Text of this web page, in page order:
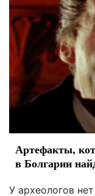
Артефакты,
в Болгарии
У археологов